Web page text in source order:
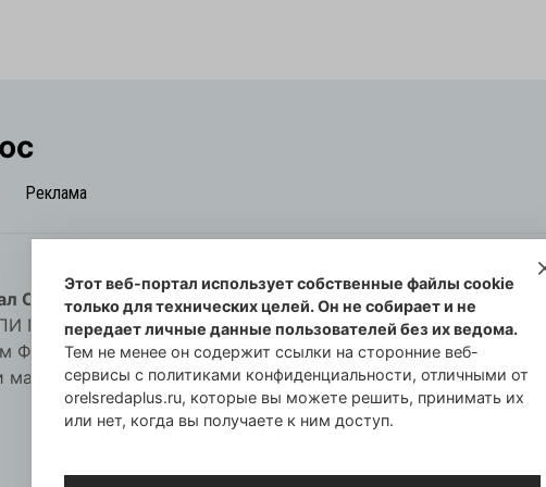
Реклама
Орловская cреда-плюс, 2021-2026
№57-00254 от 29 октября 2013 г.
Федеральной службы по надзору в сфере
массовых коммуникаций по Орловской
Этот веб-портал использует собственные файлы cookie
только для технических целей. Он не собирает и не
передает личные данные пользователей без их ведома.
Тем не менее он содержит ссылки на сторонние веб-
сервисы с политиками конфиденциальности, отличными от
orelsredaplus.ru, которые вы можете решить, принимать их
или нет, когда вы получаете к ним доступ.